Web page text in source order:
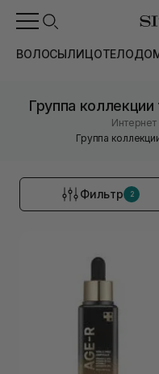
ВОЛОСЫЛИЦОТЕЛО
Группа коллекции
Интернет
Группа
Фильтр 2